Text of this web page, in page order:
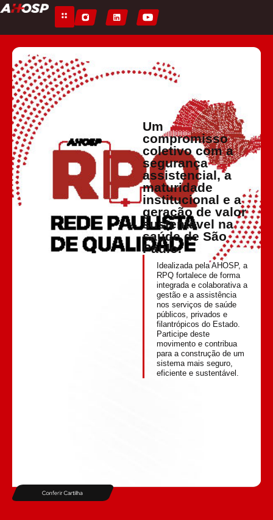
Um
compromisso
coletivo com a
segurança
assistencial, a
maturidade
institucional e a
geração de valor
sustentável na
saúde de São
Paulo.
Idealizada pela AHOSP, a
RPQ fortalece de forma
integrada e colaborativa a
gestão e a assistência
nos serviços de saúde
públicos, privados e
filantrópicos do Estado.
Participe deste
movimento e contribua
para a construção de um
sistema mais seguro,
eficiente e sustentável.